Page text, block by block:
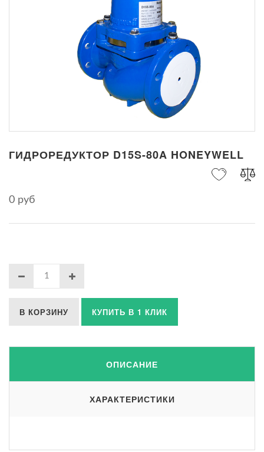
ГИДРОРЕДУКТОР D15S-80A HONEYWELL
0 руб
В КОРЗИНУ КУПИТЬ В 1 КЛИК
ОПИСАНИЕ
ХАРАКТЕРИСТИКИ